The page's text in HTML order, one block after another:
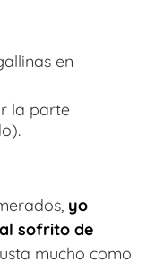
en
la parte
yo
sofrito de
mucho como